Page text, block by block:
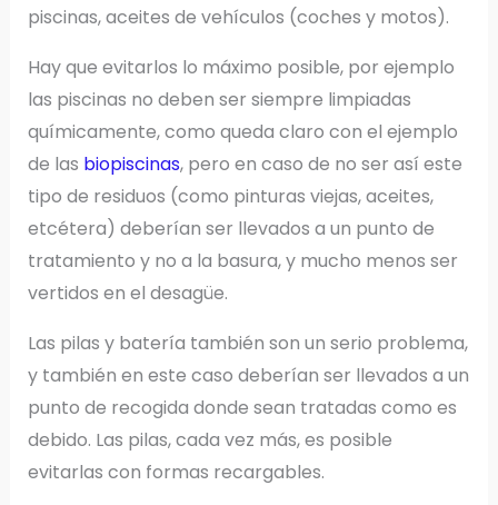
piscinas, aceites de vehículos (coches y motos).
Hay que evitarlos lo máximo posible, por ejemplo
las piscinas no deben ser siempre limpiadas
químicamente, como queda claro con el ejemplo
de las biopiscinas, pero en caso de no ser así este
tipo de residuos (como pinturas viejas, aceites,
etcétera) deberían ser llevados a un punto de
tratamiento y no a la basura, y mucho menos ser
vertidos en el desagüe.
Las pilas y batería también son un serio problema,
y también en este caso deberían ser llevados a un
punto de recogida donde sean tratadas como es
debido. Las pilas, cada vez más, es posible
evitarlas con formas recargables.